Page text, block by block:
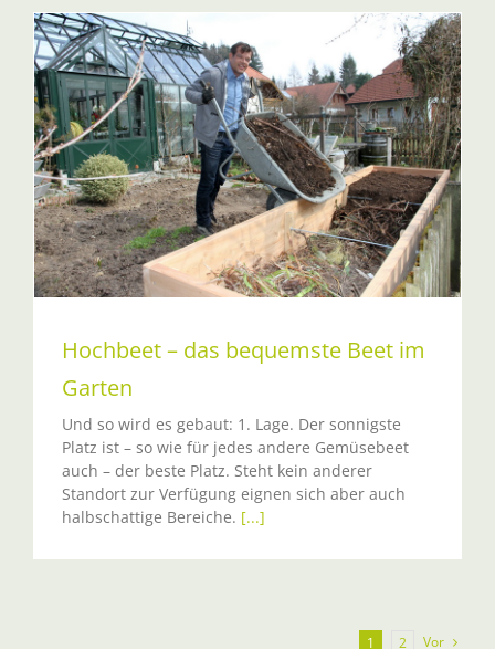
Hochbeet – das bequemste Beet im
Garten
Und so wird es gebaut: 1. Lage. Der sonnigste
Platz ist – so wie für jedes andere Gemüsebeet
auch – der beste Platz. Steht kein anderer
Standort zur Verfügung eignen sich aber auch
halbschattige Bereiche. [...]
1 2 Vor